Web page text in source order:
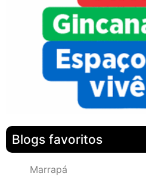
Blogs favoritos
Marrapá